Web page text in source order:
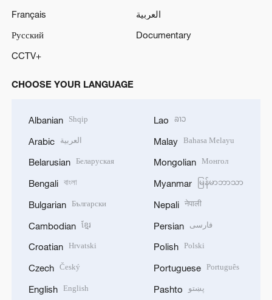
Français
العربية
Русский
Documentary
CCTV+
CHOOSE YOUR LANGUAGE
Albanian Shqip
Arabic العربية
Belarusian Беларуская
Bengali বাংলা
Bulgarian Български
Cambodian ខ្មែរ
Croatian Hrvatski
Czech Český
English English
Lao ລາວ
Malay Bahasa Melayu
Mongolian Монгол
Myanmar မြန်မာဘာသာ
Nepali नेपाली
Persian فارسی
Polish Polski
Portuguese Português
Pashto پښتو